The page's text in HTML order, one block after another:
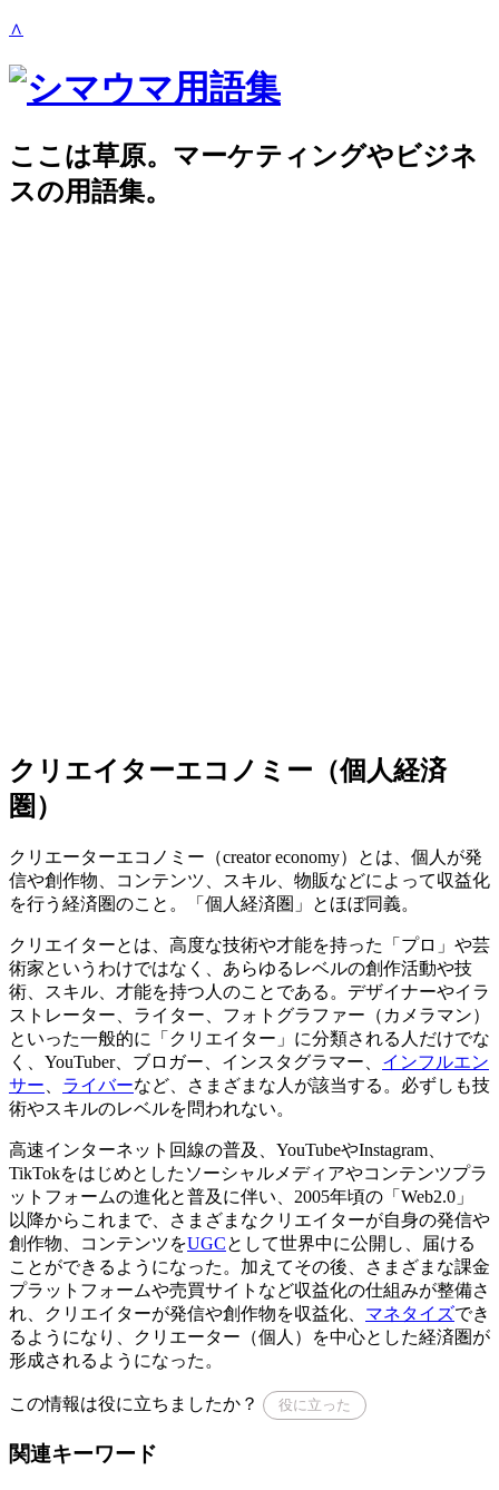
∧
ここは草原。マーケティングやビジネ
スの用語集。
クリエイターエコノミー（個人経済
圏）
クリエーターエコノミー（creator economy）とは、個人が発
信や創作物、コンテンツ、スキル、物販などによって収益化
を行う経済圏のこと。「個人経済圏」とほぼ同義。
クリエイターとは、高度な技術や才能を持った「プロ」や芸
術家というわけではなく、あらゆるレベルの創作活動や技
術、スキル、才能を持つ人のことである。デザイナーやイラ
ストレーター、ライター、フォトグラファー（カメラマン）
といった一般的に「クリエイター」に分類される人だけでな
く、YouTuber、ブロガー、インスタグラマー、 インフルエン
サー
ライバーなど、さまざまな人が該当する。必ずしも技
術やスキルのレベルを問われない。
高速インターネット回線の普及、YouTubeやInstagram、
TikTokをはじめとしたソーシャルメディアやコンテンツプラ
ットフォームの進化と普及に伴い、2005年頃の「Web2.0」
以降からこれまで、さまざまなクリエイターが自身の発信や
創作物、コンテンツをUGCとして世界中に公開し、届ける
ことができるようになった。加えてその後、さまざまな課金
プラットフォームや売買サイトなど収益化の仕組みが整備さ
れ、クリエイターが発信や創作物を収益化、 マネタイズでき
るようになり、クリエーター（個人）を中心とした経済圏が
形成されるようになった。
この情報は役に立ちましたか？ 役に立った
関連キーワード